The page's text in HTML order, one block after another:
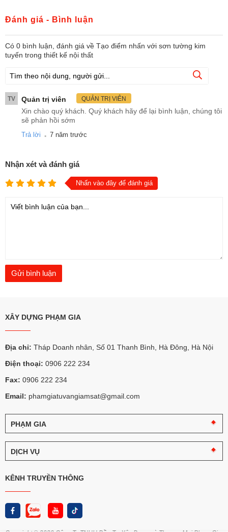
Đánh giá - Bình luận
Có 0 bình luận, đánh giá về Tạo điểm nhấn với sơn tường kim
tuyến trong thiết kế nội thất
TV Quản trị viên QUẢN TRỊ VIÊN
Xin chào quý khách. Quý khách hãy để lại bình luận, chúng tôi
sẽ phản hồi sớm
Trả lời . 7 năm trước
Nhận xét và đánh giá
Nhấn vào đây để đánh giá
XÂY DỰNG PHẠM GIA
Địa chỉ: Tháp Doanh nhân, Số 01 Thanh Bình, Hà Đông, Hà Nội
Điện thoại: 0906 222 234
Fax: 0906 222 234
Email: phamgiatuvangiamsat@gmail.com
PHẠM GIA
chuyện
Phạm
Logo
và
diện
Phạm
DỊCH VỤ
vấn
sát
Thi
công
KÊNH TRUYỀN THÔNG